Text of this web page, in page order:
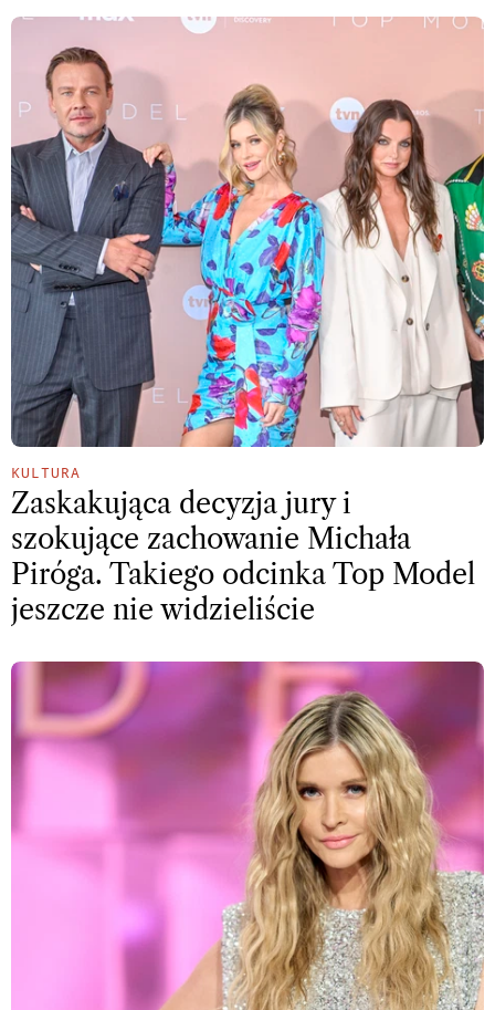
KULTURA
Zaskakująca decyzja jury i
szokujące zachowanie Michała
Piróga. Takiego odcinka Top Model
jeszcze nie widzieliście